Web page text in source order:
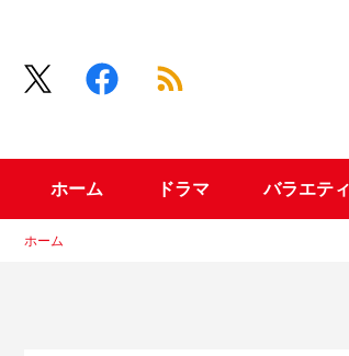
ホーム ドラマ バラエティ
ホーム